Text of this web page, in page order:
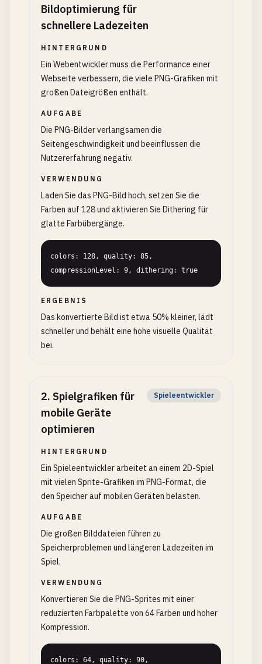
Bildoptimierung für
schnellere Ladezeiten
HINTERGRUND
Ein Webentwickler muss die Performance einer
Webseite verbessern, die viele PNG-Grafiken mit
großen Dateigrößen enthält.
AUFGABE
Die PNG-Bilder verlangsamen die
Seitengeschwindigkeit und beeinflussen die
Nutzererfahrung negativ.
VERWENDUNG
Laden Sie das PNG-Bild hoch, setzen Sie die
Farben auf 128 und aktivieren Sie Dithering für
glatte Farbübergänge.
colors: 128, quality: 85,
compressionLevel: 9, dithering: true
ERGEBNIS
Das konvertierte Bild ist etwa 50% kleiner, lädt
schneller und behält eine hohe visuelle Qualität
bei.
2. Spielgrafiken für
mobile Geräte
optimieren
Spieleentwickler
HINTERGRUND
Ein Spieleentwickler arbeitet an einem 2D-Spiel
mit vielen Sprite-Grafiken im PNG-Format, die
den Speicher auf mobilen Geräten belasten.
AUFGABE
Die großen Bilddateien führen zu
Speicherproblemen und längeren Ladezeiten im
Spiel.
VERWENDUNG
Konvertieren Sie die PNG-Sprites mit einer
reduzierten Farbpalette von 64 Farben und hoher
Kompression.
colors: 64, quality: 90,